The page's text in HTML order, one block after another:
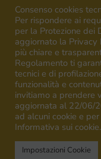
Campagna
Campaign
Consenso cookies
Per rispondere ai
per la Protezione dei
aggiornato la Privacy
più chiare e
Regolamento ti
tecnici e di
funzionalità e
invitiamo a prendere
aggiornata al 22/06/
ad alcuni cookie e
Informativa sui cookie.
Impostazioni Cookie